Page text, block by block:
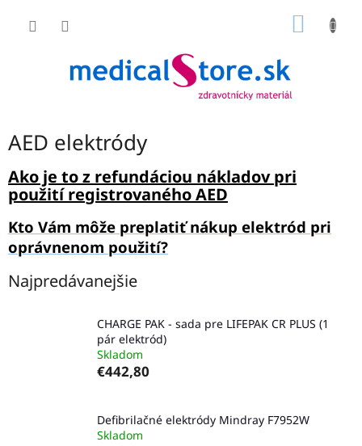
AED elektródy
Ako je to z refundáciou nákladov pri
použití registrovaného AED
Kto Vám môže preplatiť nákup elektród pri
oprávnenom použití?
Najpredávanejšie
CHARGE PAK - sada pre LIFEPAK CR PLUS (1
pár elektród)
Skladom
€442,80
Defibrilačné elektródy Mindray F7952W
Skladom